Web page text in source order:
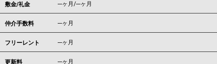
敷金/礼金 ---ヶ月/---ヶ月
仲介手数料 ---ヶ月
フリーレント ---ヶ月
更新料 ---ヶ月